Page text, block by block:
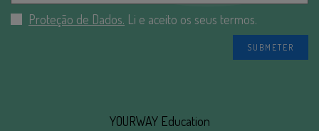
Proteção de Dados. Li e aceito os seus termos.
YOURWAY Education